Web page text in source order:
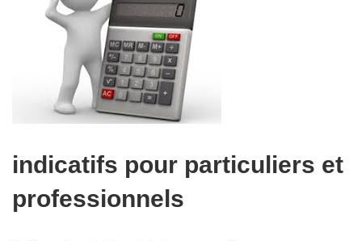
indicatifs pour particuliers et
professionnels